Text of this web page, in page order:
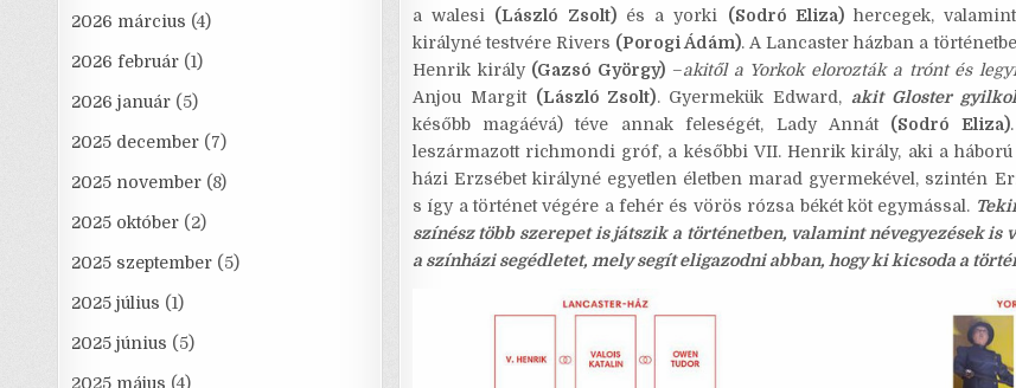
a walesi (László Zsolt)és a yorki (Sodró Eliza)hercegek,
királyné testvére Rivers (Porogi Ádám). A Lancaster házban a
Henrik király (Gazsó György) –akitől a Yorkok elorozták a trónt és
Anjou Margit (László Zsolt). Gyermekük Edward,akit Gloster
később magáévá) téve annak feleségét, Lady Annát (Sodró Eliza)
leszármazott richmondi gróf, a későbbi VII. Henrik király, aki a háború
házi Erzsébet királyné egyetlen életben marad gyermekével, szintén
s így a történet végére a fehér és vörös rózsa békét köt egymással.
színész több szerepet is játszik a történetben, valamint névegyezések is
a színházi segédletet, mely segít eligazodni abban, hogy ki kicsoda a
2026 március (4)
2026 február (1)
2026 január (5)
2025 december (7)
2025 november (8)
2025 október (2)
2025 szeptember (5)
2025 július (1)
2025 június (5)
2025 május (4)